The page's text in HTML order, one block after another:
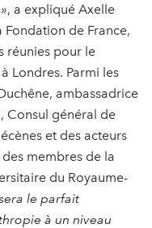
, a expliqué Axelle
de France,
réunies pour le
Londres. Parmi les
ambassadrice
Consul général de
et des acteurs
membres de la
du Royaume-
le parfait
à un niveau